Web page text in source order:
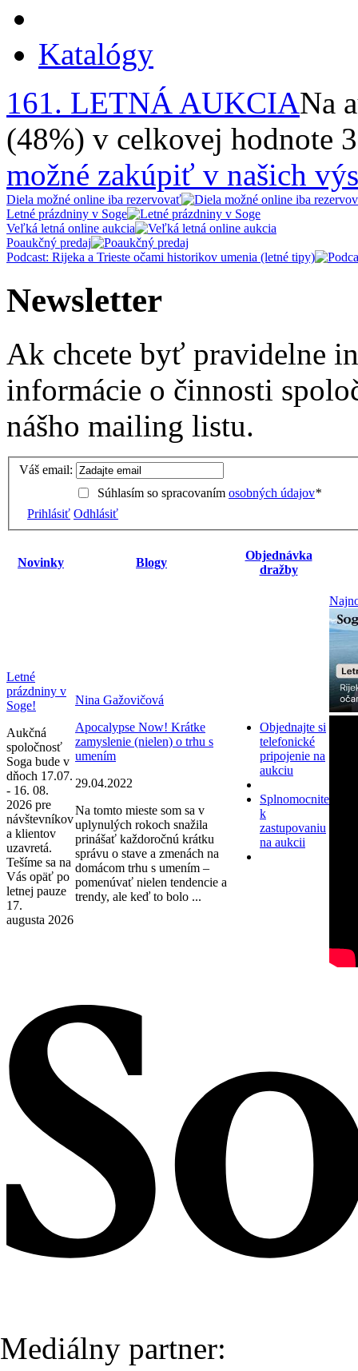
Katalógy
161. LETNÁ AUKCIANa
(48%) v celkovej hodnote
možné zakúpiť v našich
Diela možné online iba rezervovať
Letné prázdniny v Soge
Veľká letná online aukcia
Poaukčný predaj
Podcast: Rijeka a Trieste očami historikov umenia (letné tipy)
Newsletter
Ak chcete byť pravidelne
informácie o činnosti
nášho mailing listu.
Váš email:
Súhlasím so spracovaním osobných údajov*
Prihlásiť Odhlásiť
Novinky Blogy
Objednávka
dražby
Letné
prázdniny v
Soge!
Aukčná
spoločnosť
Soga bude v
dňoch 17.07.
- 16. 08.
2026 pre
návštevníkov
a klientov
uzavretá.
Tešíme sa na
Vás opäť po
letnej pauze
17.
augusta 2026
Nina Gažovičová
Apocalypse Now! Krátke
zamyslenie (nielen) o trhu s
umením
29.04.2022
Na tomto mieste som sa v
uplynulých rokoch snažila
prinášať každoročnú krátku
správu o stave a zmenách na
domácom trhu s umením –
pomenúvať nielen tendencie a
trendy, ale keď to bolo ...
Objednajte si
telefonické
pripojenie na
aukciu
Splnomocnite
k
zastupovaniu
na aukcii
Mediálny partner: